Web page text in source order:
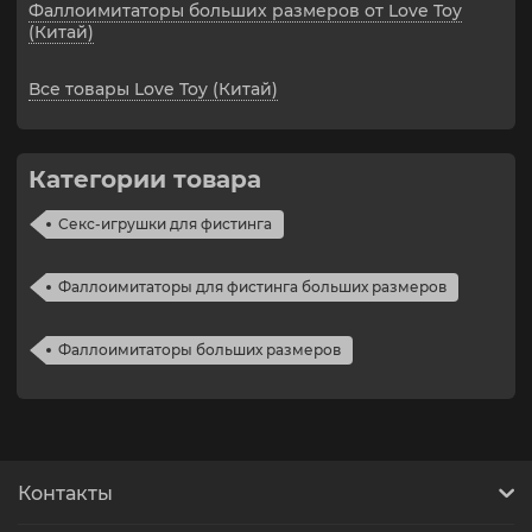
Фаллоимитаторы больших размеров от Love Toy
(Китай)
Все товары Love Toy (Китай)
Категории товара
Секс-игрушки для фистинга
Фаллоимитаторы для фистинга больших размеров
Фаллоимитаторы больших размеров
Контакты